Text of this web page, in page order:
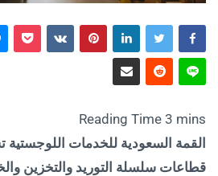
القمة السعودية للخدمات
قطاعات سلسلة التوريد والتخزين